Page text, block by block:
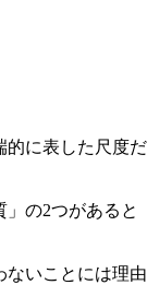
的に表した尺度だ
」の2つがあると
いことには理由